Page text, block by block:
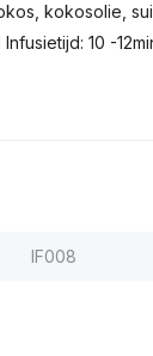
kokosolie,
10 -
IF008